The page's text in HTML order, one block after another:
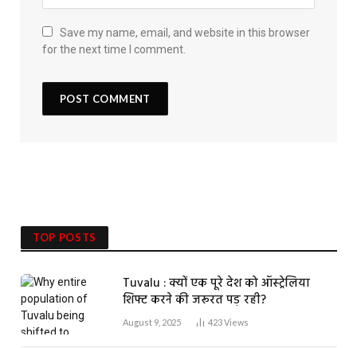
Save my name, email, and website in this browser
for the next time I comment.
TOP POSTS
Tuvalu : क्यों एक पूरे देश को ऑस्ट्रेलिया
शिफ्ट करने की जरूरत पड़ रही?
August 9, 2025 423Views